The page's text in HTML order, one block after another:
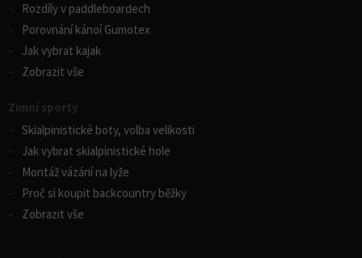
Rozdíly v paddleboardech
Porovnání kánoí Gumotex
Jak vybrat kajak
Zobrazit vše
Zimní sporty
Skialpinistické boty, volba velikosti
Jak vybrat skialpinistické hole
Montáž vázání na lyže
Proč si koupit backcountry běžky
Zobrazit vše